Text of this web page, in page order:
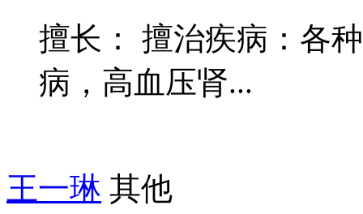
擅长： 擅治疾病：各
病，高血压肾...
王一琳 其他